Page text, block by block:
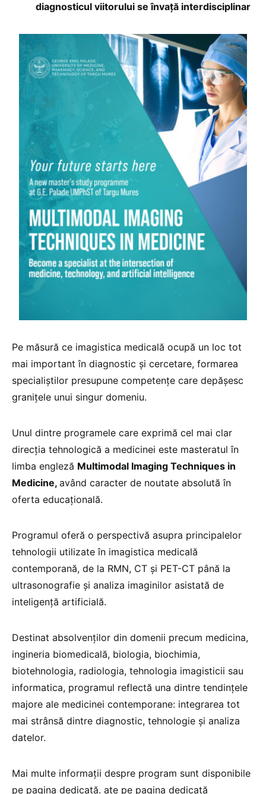
diagnosticul viitorului se învață interdisciplinar
Pe măsură ce imagistica medicală ocupă un loc tot
mai important în diagnostic și cercetare, formarea
specialiștilor presupune competențe care depășesc
granițele unui singur domeniu.
Unul dintre programele care exprimă cel mai clar
direcția tehnologică a medicinei este masteratul în
limba engleză Multimodal Imaging Techniques in
Medicine, având caracter de noutate absolută în
oferta educațională.
Programul oferă o perspectivă asupra principalelor
tehnologii utilizate în imagistica medicală
contemporană, de la RMN, CT și PET-CT până la
ultrasonografie și analiza imaginilor asistată de
inteligență artificială.
Destinat absolvenților din domenii precum medicina,
ingineria biomedicală, biologia, biochimia,
biotehnologia, radiologia, tehnologia imagisticii sau
informatica, programul reflectă una dintre tendințele
majore ale medicinei contemporane: integrarea tot
mai strânsă dintre diagnostic, tehnologie și analiza
datelor.
Mai multe informații despre program sunt disponibile
pe pagina dedicată. ate pe pagina dedicată